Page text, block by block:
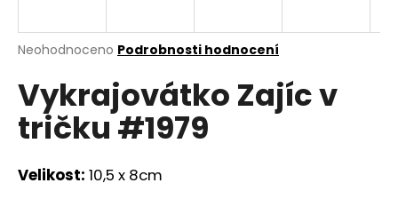
Průměrné
produktu
je
0,0
z
hvězdiček.
Neohodnoceno Podrobnosti hodnocení
Vykrajovátko Zajíc v
tričku #1979
Velikost: 10,5 x 8cm
j
t
?